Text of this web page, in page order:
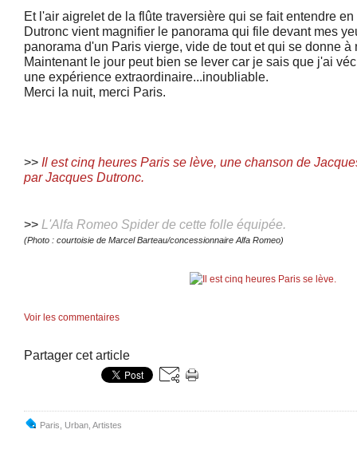
Et l'air aigrelet de la flûte traversière qui se fait entendre
Dutronc vient magnifier le panorama qui file devant mes
panorama d'un Paris vierge, vide de tout et qui se donne
Maintenant le jour peut bien se lever car je sais que j'ai
une expérience extraordinaire...inoubliable.
Merci la nuit, merci Paris.
>> Il est cinq heures Paris se lève, une chanson de
par Jacques Dutronc.
>> L'Alfa Romeo Spider de cette folle équipée.
(Photo : courtoisie de Marcel Barteau/concessionnaire Alfa Romeo)
Voir les commentaires
Partager cet article
Paris Urban Artistes